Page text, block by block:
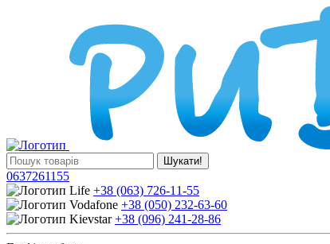
Шукати!
0637261155
+38 (063) 726-11-55
+38 (050) 232-63-60
+38 (096) 241-28-86